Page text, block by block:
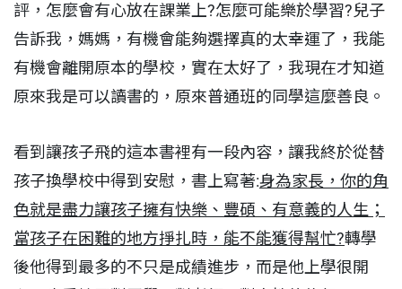
評，怎麼會有心放在課業上?怎麼可能樂於學習?兒子
告訴我，媽媽，有機會能夠選擇真的太幸運了，我能
有機會離開原本的學校，實在太好了，我現在才知道
原來我是可以讀書的，原來普通班的同學這麼善良。
看到讓孩子飛的這本書裡有一段內容，讓我終於從替
孩子換學校中得到安慰，書上寫著:身為家長，你的角
色就是盡力讓孩子擁有快樂、豐碩、有意義的人生；
當孩子在困難的地方掙扎時，能不能獲得幫忙?轉學
後他得到最多的不只是成績進步，而是他上學很開